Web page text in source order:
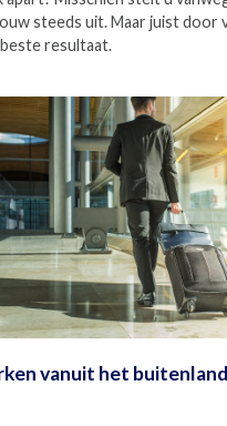
steeds uit. Maar juist door
resultaat.
vanuit het